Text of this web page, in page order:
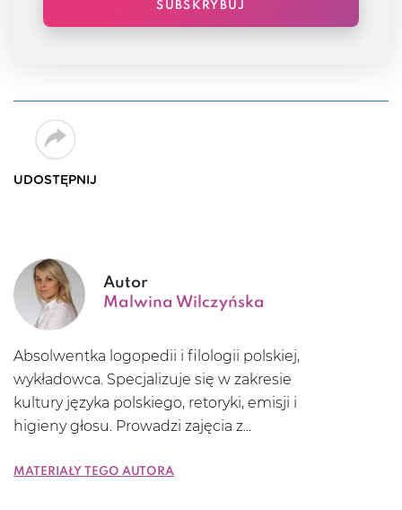
SUBSKRYBUJ
UDOSTĘPNIJ
Autor
Malwina Wilczyńska
Absolwentka logopedii i filologii polskiej,
wykładowca. Specjalizuje się w zakresie
kultury języka polskiego, retoryki, emisji i
higieny głosu. Prowadzi zajęcia z...
Materiały tego autora